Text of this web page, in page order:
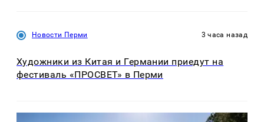
Новости Перми 3 часа назад
Художники из Китая и Германии приедут на
фестиваль «ПРОСВЕТ» в Перми